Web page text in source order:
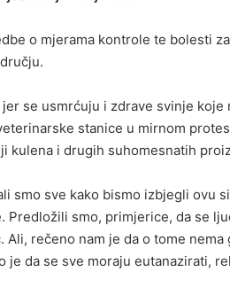
o mjerama kontrole te bolesti
jer se usmrćuju i zdrave svinje
stanice u mirnom
kulena i drugih suhomesnatih
smo sve kako bismo izbjegli ovu
Predložili smo, primjerice, da se
Ali, rečeno nam je da o tome
je da se sve moraju eutanazirati,